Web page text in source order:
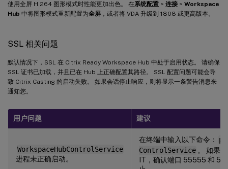
使用全屏 H.264 图形模式时性能更加出色。 在系统配置 > 连接 > Workspace
Hub 中将图形模式重新配置为全屏 ，或者将 VDA 升级到 1808 或更高版本。
SSL 相关问题
默认情况下，SSL 在 Citrix Ready Workspace Hub 中处于启用状态。 请确保
SSL 证书已加载，并且已在 Hub 上正确配置其路径。 SSL 配置问题可能会导
致 Citrix Casting 的启动失败。 如果会话停止响应，则将显示一条警告消息来
通知您。
用户问题 建议
WorkspaceHubControlService
进程未正确启动。
在终端中输入以下命令：
ControlService 。 如果
IT，确认端口 55555 和